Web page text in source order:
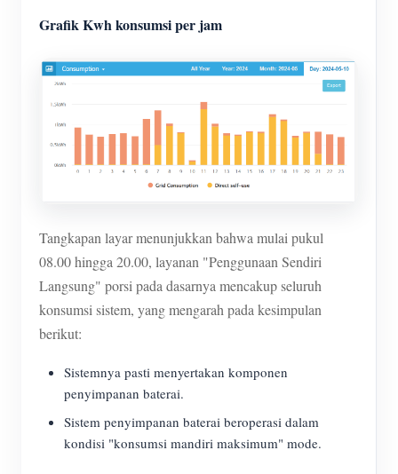
Grafik Kwh konsumsi per jam
Tangkapan layar menunjukkan bahwa mulai pukul
08.00 hingga 20.00, layanan "Penggunaan Sendiri
Langsung" porsi pada dasarnya mencakup seluruh
konsumsi sistem, yang mengarah pada kesimpulan
berikut:
Sistemnya pasti menyertakan komponen
penyimpanan baterai.
Sistem penyimpanan baterai beroperasi dalam
kondisi "konsumsi mandiri maksimum" mode.